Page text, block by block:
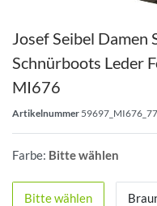
Josef Seibel Damen
Schnürboots Leder
MI676
Artikelnummer
Farbe: Bitte wählen
Bitte wählen